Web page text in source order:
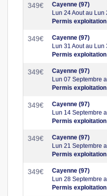
349€
Cayenne (97)
Lun 24 Aout au Lun
Permis
349€
Cayenne (97)
Lun 31 Aout au Lun
Permis
349€
Cayenne (97)
Lun 07 Septembre
Permis
349€
Cayenne (97)
Lun 14 Septembre
Permis
349€
Cayenne (97)
Lun 21 Septembre
Permis
349€
Cayenne (97)
Lun 28 Septembre
Permis